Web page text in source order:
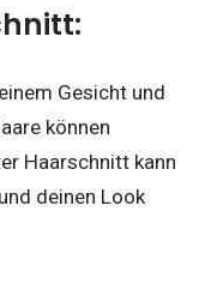
Gesicht und
können
Haarschnitt kann
deinen Look